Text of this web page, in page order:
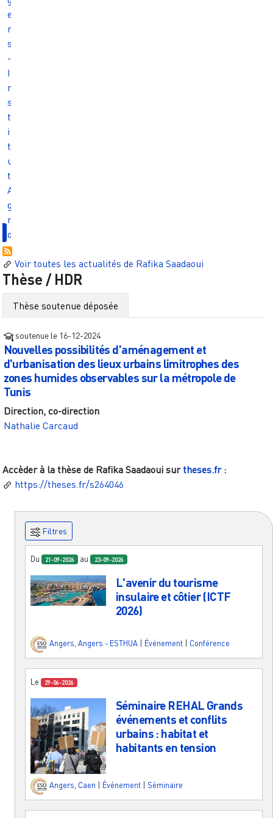
e
r
s
-
I
n
s
t
i
t
u
t
A
g
r
o
Voir toutes les actualités de Rafika Saadaoui
Thèse / HDR
Thèse soutenue déposée
soutenue le 16-12-2024
Nouvelles possibilités d'aménagement et
d'urbanisation des lieux urbains limitrophes des
zones humides observables sur la métropole de
Tunis
Direction, co-direction
Nathalie Carcaud
Accèder à la thèse de Rafika Saadaoui surtheses.fr:
https://theses.fr/s264046
Filtres
Du 21-09-2026 au 23-09-2026
L'avenir du tourisme
insulaire et côtier (ICTF
2026)
Angers Angers - ESTHUA Événement Conférence
Le 29-06-2026
Séminaire REHAL Grands
événements et conflits
urbains : habitat et
habitants en tension
Angers, Caen Événement Séminaire